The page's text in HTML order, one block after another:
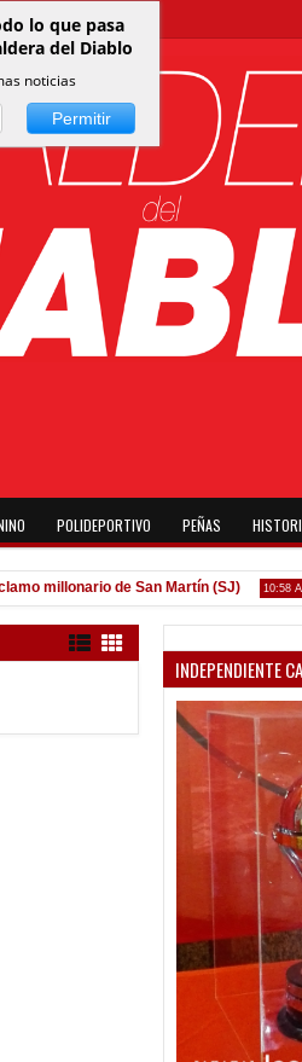
POLIDEPORTIVO PEÑAS
millonario de San Martín (SJ) 10:58 AM
INDEPENDIENTE
lo que pasa
del Diablo
noticias
Permitir